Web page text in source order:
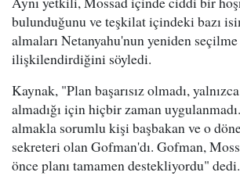
bulunduğunu ve teşkilat içindeki bazı
almaları Netanyahu'nun yeniden
ilişkilendirdiğini söyledi.
Kaynak, "Plan başarısız olmadı,
almadığı için hiçbir zaman
almakla sorumlu kişi başbakan ve o
sekreteri olan Gofman'dı. Gofman,
önce planı tamamen destekliyordu" dedi.